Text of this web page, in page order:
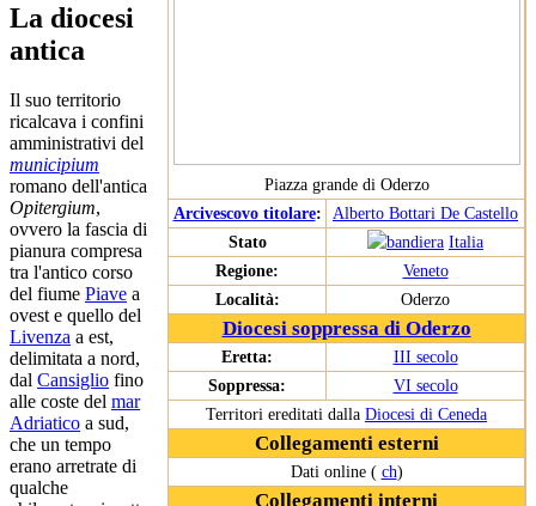
Piazza grande di Oderzo
Arcivescovo titolare:
Alberto Bottari De Castello
Stato
Italia
Regione:
Veneto
Località:
Oderzo
Diocesi soppressa di Oderzo
Eretta:
III secolo
Soppressa:
VI secolo
Territori ereditati dalla Diocesi di Ceneda
Collegamenti esterni
Dati online ( ch)
Collegamenti interni
La diocesi
antica
Il suo territorio
ricalcava i confini
amministrativi del
municipium
romano dell'antica
Opitergium,
ovvero la fascia di
pianura compresa
tra l'antico corso
del fiume Piave a
ovest e quello del
Livenza a est,
delimitata a nord,
dal Cansiglio fino
alle coste del mar
Adriatico a sud,
che un tempo
erano arretrate di
qualche